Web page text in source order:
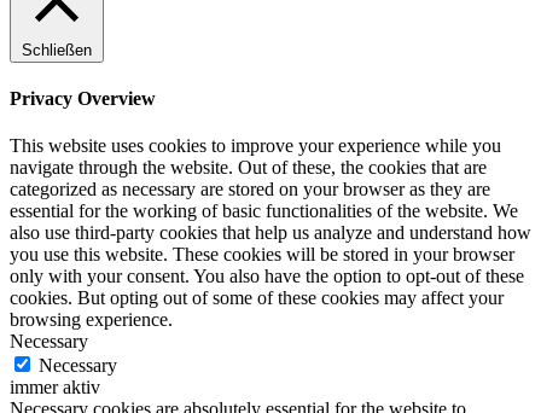
Schließen
Privacy Overview
This website uses cookies to improve your experience while you
navigate through the website. Out of these, the cookies that are
categorized as necessary are stored on your browser as they are
essential for the working of basic functionalities of the website. We
also use third-party cookies that help us analyze and understand how
you use this website. These cookies will be stored in your browser
only with your consent. You also have the option to opt-out of these
cookies. But opting out of some of these cookies may affect your
browsing experience.
Necessary
Necessary
immer aktiv